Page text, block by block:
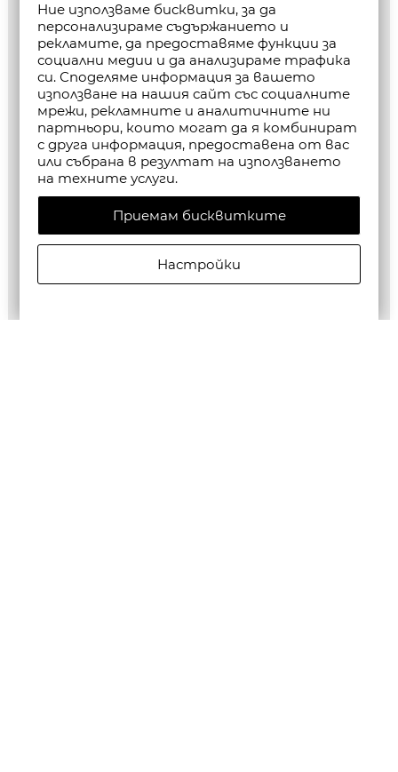
Ние използваме бисквитки, за да
персонализираме съдържанието и
рекламите, да предоставяме функции за
социални медии и да анализираме трафика
си. Споделяме информация за вашето
използване на нашия сайт със социалните
мрежи, рекламните и аналитичните ни
партньори, които могат да я комбинират
с друга информация, предоставена от вас
или събрана в резултат на използването
на техните услуги.
Приемам бисквитките
Настройки